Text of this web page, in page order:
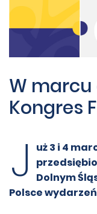
W marcu
Kongres
J
uż 3 i 4
Dolnym
Polsce